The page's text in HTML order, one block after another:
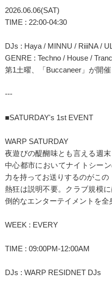
2026.06.06(SAT)
TIME : 22:00-04:30
DJs : Haya / MINNU / RiiiNA /
GENRE : Techno / House /
第1土曜、「Buccaneer」が開催
---
■SATURDAY's 1st EVENT
WARP SATURDAY
夜遊びの醍醐味とも言える週
中心都市においてナイトシー
力を持ってお送りするのがこ
熱狂は説明不要。クラブ規模
倒的なエンターテイメントを全
WEEK : EVERY
TIME : 09:00PM-12:00AM
DJs : WARP RESIDNET DJs